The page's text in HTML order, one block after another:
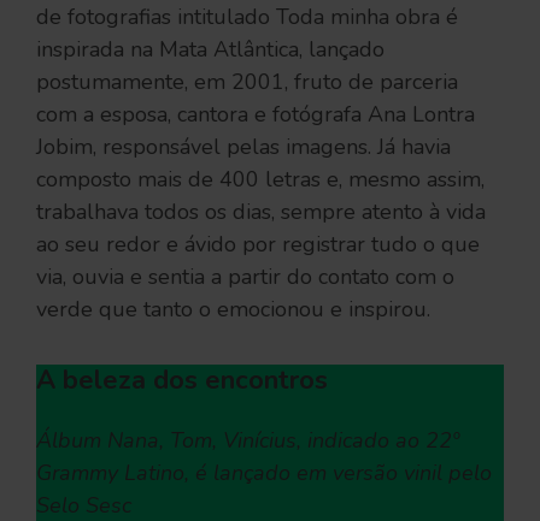
de fotografias intitulado Toda minha obra é
inspirada na Mata Atlântica, lançado
postumamente, em 2001, fruto de parceria
com a esposa, cantora e fotógrafa Ana Lontra
Jobim, responsável pelas imagens. Já havia
composto mais de 400 letras e, mesmo assim,
trabalhava todos os dias, sempre atento à vida
ao seu redor e ávido por registrar tudo o que
via, ouvia e sentia a partir do contato com o
verde que tanto o emocionou e inspirou.
A beleza dos encontros
Álbum Nana, Tom, Vinícius, indicado ao 22º
Grammy Latino, é lançado em versão vinil pelo
Selo Sesc